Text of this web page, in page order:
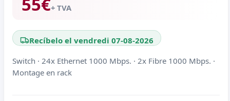
+ TVA
Recíbelo el vendredi 07-08-2026
Switch · 24x Ethernet 1000 Mbps. · 2x Fibre 1000 Mbps. ·
Montage en rack